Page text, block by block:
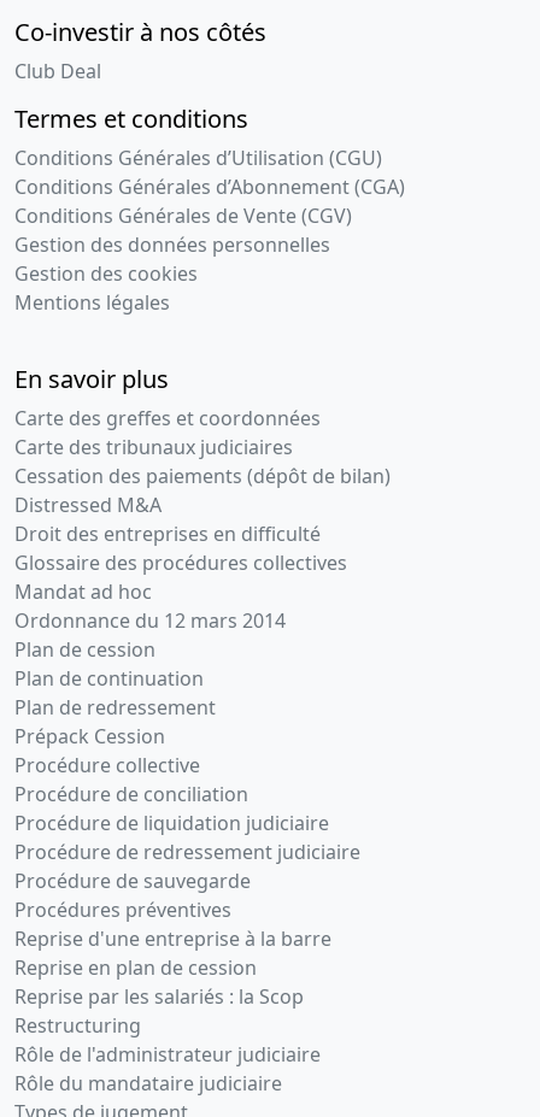
Co-investir à nos côtés
Club Deal
Termes et conditions
Conditions Générales d’Utilisation (CGU)
Conditions Générales d’Abonnement (CGA)
Conditions Générales de Vente (CGV)
Gestion des données personnelles
Gestion des cookies
Mentions légales
En savoir plus
Carte des greffes et coordonnées
Carte des tribunaux judiciaires
Cessation des paiements (dépôt de bilan)
Distressed M&A
Droit des entreprises en difficulté
Glossaire des procédures collectives
Mandat ad hoc
Ordonnance du 12 mars 2014
Plan de cession
Plan de continuation
Plan de redressement
Prépack Cession
Procédure collective
Procédure de conciliation
Procédure de liquidation judiciaire
Procédure de redressement judiciaire
Procédure de sauvegarde
Procédures préventives
Reprise d'une entreprise à la barre
Reprise en plan de cession
Reprise par les salariés : la Scop
Restructuring
Rôle de l'administrateur judiciaire
Rôle du mandataire judiciaire